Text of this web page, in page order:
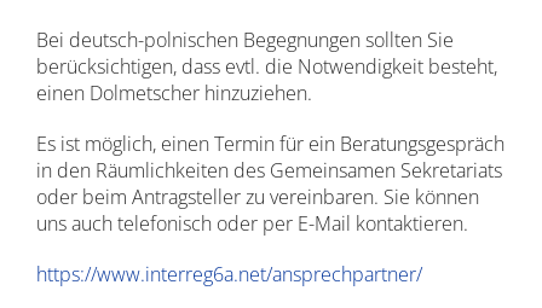
Bei deutsch-polnischen Begegnungen sollten Sie
berücksichtigen, dass evtl. die Notwendigkeit besteht,
einen Dolmetscher hinzuziehen.
Es ist möglich, einen Termin für ein Beratungsgespräch
in den Räumlichkeiten des Gemeinsamen Sekretariats
oder beim Antragsteller zu vereinbaren. Sie können
uns auch telefonisch oder per E-Mail kontaktieren.
https://www.interreg6a.net/ansprechpartner/